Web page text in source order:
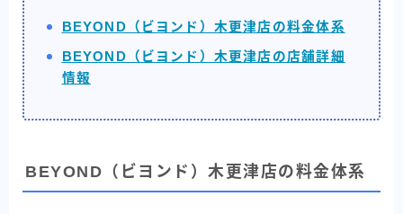
BEYOND（ビヨンド）木更津店の料金体系
BEYOND（ビヨンド）木更津店の店舗詳細
情報
BEYOND（ビヨンド）木更津店の料金体系